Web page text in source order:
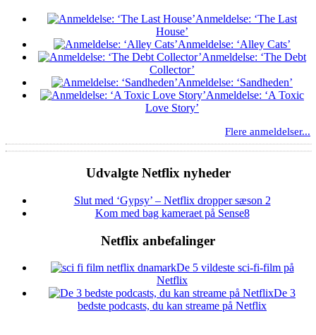
Anmeldelse: ‘The Last
House’
Anmeldelse: ‘Alley Cats’
Anmeldelse: ‘The Debt
Collector’
Anmeldelse: ‘Sandheden’
Anmeldelse: ‘A Toxic
Love Story’
Flere anmeldelser...
Udvalgte Netflix nyheder
Slut med ‘Gypsy’ – Netflix dropper sæson 2
Kom med bag kameraet på Sense8
Netflix anbefalinger
De 5 vildeste sci-fi-film på
Netflix
De 3
bedste podcasts, du kan streame på Netflix